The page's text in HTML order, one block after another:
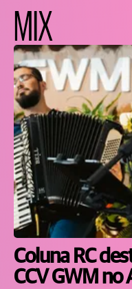
MIX
Coluna RC
CCV GWM